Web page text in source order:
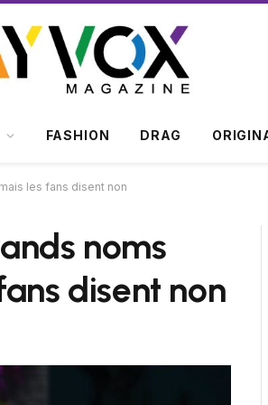
FASHION DRAG
les fans disent non
noms
disent non